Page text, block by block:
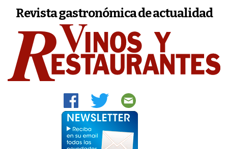
Revista gastronómica de actualidad